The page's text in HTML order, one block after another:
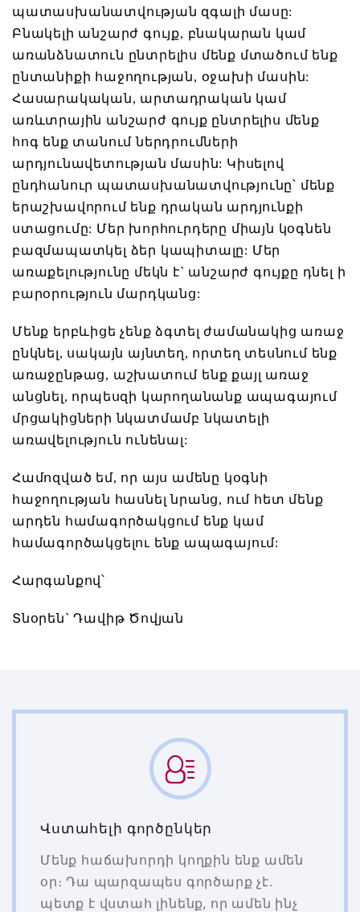
պատասխանատվության զգալի մասը:
Բնակելի անշարժ գույք, բնակարան կամ
առանձնատուն ընտրելիս մենք մտածում ենք
ընտանիքի հաջողության, օջախի մասին:
Հասարակական, արտադրական կամ
առևտրային անշարժ գույք ընտրելիս մենք
հոգ ենք տանում ներդրումների
արդյունավետության մասին: Կիսելով
ընդհանուր պատասխանատվությունը՝ մենք
երաշխավորում ենք դրական արդյունքի
ստացումը: Մեր խորհուրդերը միայն կօգնեն
բազմապատկել ձեր կապիտալը: Մեր
առաքելությունը մեկն է` անշարժ գույքը դնել ի
բարօրություն մարդկանց:
Մենք երբևիցե չենք ձգտել ժամանակից առաջ
ընկնել, սակայն այնտեղ, որտեղ տեսնում ենք
առաջընթաց, աշխատում ենք քայլ առաջ
անցնել, որպեսզի կարողանանք ապագայում
մրցակիցների նկատմամբ նկատելի
առավելություն ունենալ:
Համոզված եմ, որ այս ամենը կօգնի
հաջողության հասնել նրանց, ում հետ մենք
արդեն համագործակցում ենք կամ
համագործակցելու ենք ապագայում:
Հարգանքով՝
Տնօրեն` Դավիթ Ծովյան
Վստահելի գործընկեր
Մենք հաճախորդի կողքին ենք ամեն
օր։ Դա պարզապես գործարք չէ․
պետք է վստահ լինենք, որ ամեն ինչ